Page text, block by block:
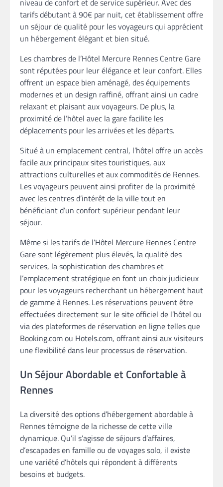
niveau de confort et de service supérieur. Avec des
tarifs débutant à 90€ par nuit, cet établissement offre
un séjour de qualité pour les voyageurs qui apprécient
un hébergement élégant et bien situé.
Les chambres de l’Hôtel Mercure Rennes Centre Gare
sont réputées pour leur élégance et leur confort. Elles
offrent un espace bien aménagé, des équipements
modernes et un design raffiné, offrant ainsi un cadre
relaxant et plaisant aux voyageurs. De plus, la
proximité de l’hôtel avec la gare facilite les
déplacements pour les arrivées et les départs.
Situé à un emplacement central, l’hôtel offre un accès
facile aux principaux sites touristiques, aux
attractions culturelles et aux commodités de Rennes.
Les voyageurs peuvent ainsi profiter de la proximité
avec les centres d’intérêt de la ville tout en
bénéficiant d’un confort supérieur pendant leur
séjour.
Même si les tarifs de l’Hôtel Mercure Rennes Centre
Gare sont légèrement plus élevés, la qualité des
services, la sophistication des chambres et
l’emplacement stratégique en font un choix judicieux
pour les voyageurs recherchant un hébergement haut
de gamme à Rennes. Les réservations peuvent être
effectuées directement sur le site officiel de l’hôtel ou
via des plateformes de réservation en ligne telles que
Booking.com ou Hotels.com, offrant ainsi aux visiteurs
une flexibilité dans leur processus de réservation.
Un Séjour Abordable et Confortable à
Rennes
La diversité des options d’hébergement abordable à
Rennes témoigne de la richesse de cette ville
dynamique. Qu’il s’agisse de séjours d’affaires,
d’escapades en famille ou de voyages solo, il existe
une variété d’hôtels qui répondent à différents
besoins et budgets.